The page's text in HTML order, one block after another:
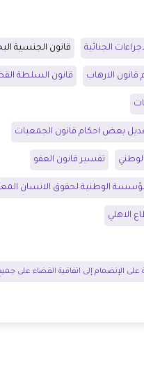
الجنائية قانون الجنسية
الارهاب قانون السلطة
بعض احكام قانون الجمعيات
تفسير قانون العفو
الوطنية لحقوق الانسان
الاهلي